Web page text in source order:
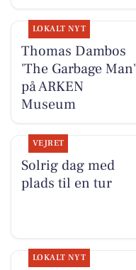
LOKALT NYT
Thomas Dambos
'The Garbage Man'
på ARKEN
Museum
VEJRET
Solrig dag med
plads til en tur
LOKALT NYT